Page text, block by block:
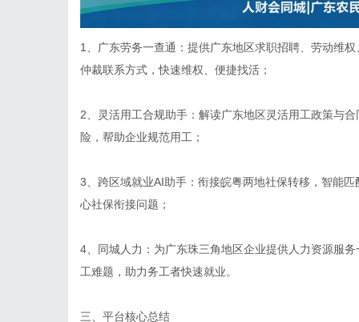
1、广东劳务一查通：提供广东地区求职招聘、劳动维
仲裁联系方式，快速维权、便捷找活；
2、灵活用工合规助手：解读广东地区灵活用工政策与
险，帮助企业规范用工；
3、跨区域就业AI助手：衔接皖粤两地社保转移，智能
心社保衔接问题；
4、同城人力：为广东珠三角地区企业提供人力资源服
工难题，助力务工者快速就业。
三、平台核心总结